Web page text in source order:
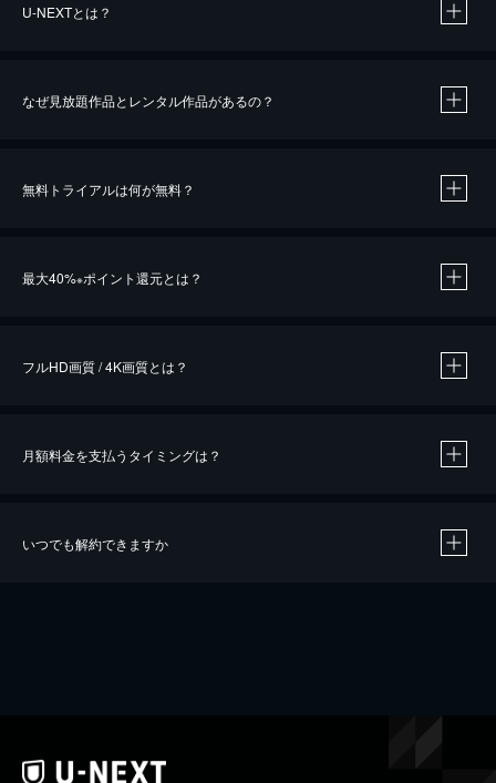
U-NEXTとは？
なぜ見放題作品とレンタル作品があるの？
無料トライアルは何が無料？
最大40%※ポイント還元とは？
※40％ポイント還元の対象は、クレジットカード決済による作品の購入 / レンタルです。
フルHD画質 / 4K画質とは？
月額料金を支払うタイミングは？
いつでも解約できますか